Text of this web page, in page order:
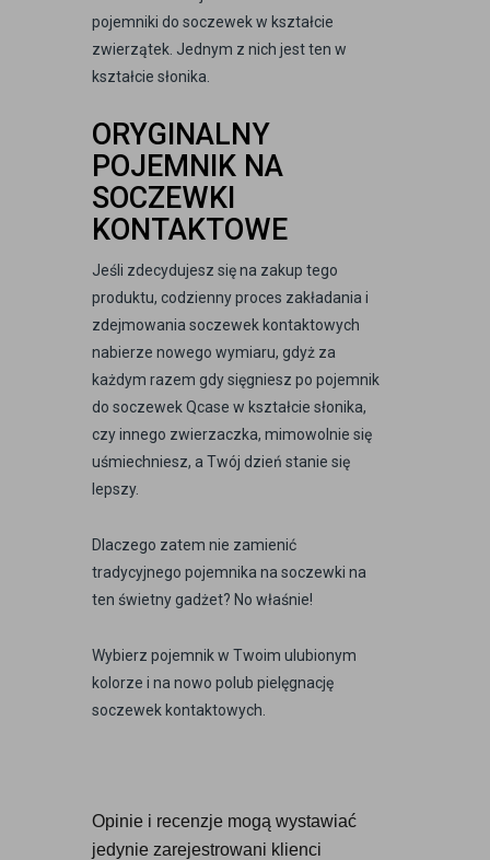
pojemniki do soczewek w kształcie
zwierzątek. Jednym z nich jest ten w
kształcie słonika.
ORYGINALNY
POJEMNIK NA
SOCZEWKI
KONTAKTOWE
Jeśli zdecydujesz się na zakup tego
produktu, codzienny proces zakładania i
zdejmowania soczewek kontaktowych
nabierze nowego wymiaru, gdyż za
każdym razem gdy sięgniesz po pojemnik
do soczewek Qcase w kształcie słonika,
czy innego zwierzaczka, mimowolnie się
uśmiechniesz, a Twój dzień stanie się
lepszy.
Dlaczego zatem nie zamienić
tradycyjnego pojemnika na soczewki na
ten świetny gadżet? No właśnie!
Wybierz pojemnik w Twoim ulubionym
kolorze i na nowo polub pielęgnację
soczewek kontaktowych.
Opinie i recenzje mogą wystawiać
jedynie zarejestrowani klienci